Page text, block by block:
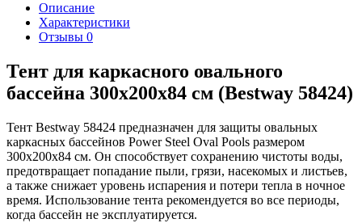
Описание
Характеристики
Отзывы 0
Тент для каркасного овального
бассейна 300х200х84 см (Bestway 58424)
Тент Bestway 58424 предназначен для защиты овальных
каркасных бассейнов Power Steel Oval Pools размером
300х200х84 см. Он способствует сохранению чистоты воды,
предотвращает попадание пыли, грязи, насекомых и листьев,
а также снижает уровень испарения и потери тепла в ночное
время. Использование тента рекомендуется во все периоды,
когда бассейн не эксплуатируется.